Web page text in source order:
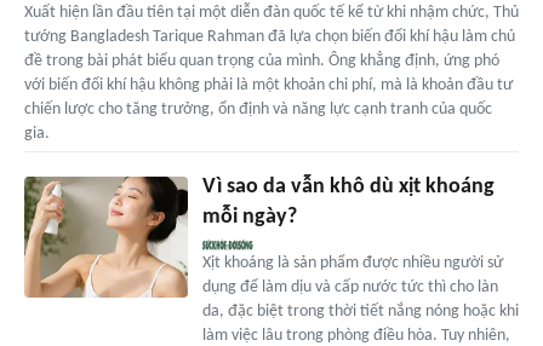
Xuất hiện lần đầu tiên tại một diễn đàn quốc tế kể từ khi nhậm chức, Thủ
tướng Bangladesh Tarique Rahman đã lựa chọn biến đổi khí hậu làm chủ
đề trong bài phát biểu quan trọng của mình. Ông khẳng định, ứng phó
với biến đổi khí hậu không phải là một khoản chi phí, mà là khoản đầu tư
chiến lược cho tăng trưởng, ổn định và năng lực cạnh tranh của quốc
gia.
Vì sao da vẫn khô dù xịt khoáng
mỗi ngày?
Xịt khoáng là sản phẩm được nhiều người sử
dụng để làm dịu và cấp nước tức thì cho làn
da, đặc biệt trong thời tiết nắng nóng hoặc khi
làm việc lâu trong phòng điều hòa. Tuy nhiên,